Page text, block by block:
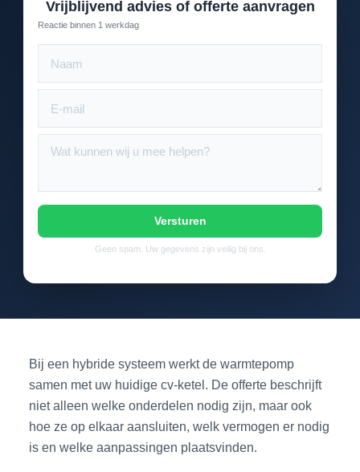
Vrijblijvend advies of offerte aanvragen
Reactie binnen 1 werkdag
Versturen
Geen spam. Uw gegevens zijn veilig bij ons.
Bij een hybride systeem werkt de warmtepomp
samen met uw huidige cv-ketel. De offerte beschrijft
niet alleen welke onderdelen nodig zijn, maar ook
hoe ze op elkaar aansluiten, welk vermogen er nodig
is en welke aanpassingen plaatsvinden.